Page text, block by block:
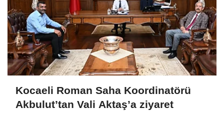
Kocaeli Roman Saha Koordinatörü
Akbulut’tan Vali Aktaş’a ziyaret